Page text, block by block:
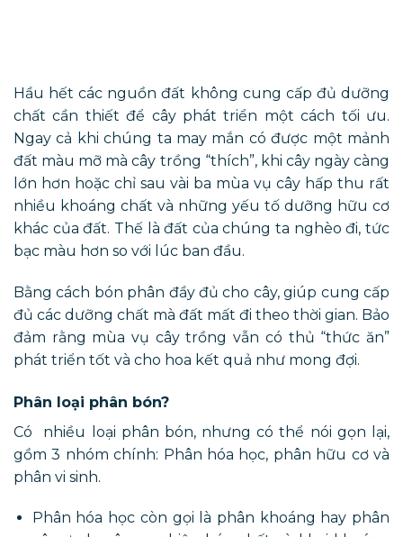
Hầu hết các nguồn đất không cung cấp đủ dưỡng
chất cần thiết để cây phát triển một cách tối ưu.
Ngay cả khi chúng ta may mắn có được một mảnh
đất màu mỡ mà cây trồng “thích”, khi cây ngày càng
lớn hơn hoặc chỉ sau vài ba mùa vụ cây hấp thu rất
nhiều khoáng chất và những yếu tố dưỡng hữu cơ
khác của đất. Thế là đất của chúng ta nghèo đi, tức
bạc màu hơn so với lúc ban đầu.
Bằng cách bón phân đầy đủ cho cây, giúp cung cấp
đủ các dưỡng chất mà đất mất đi theo thời gian. Bảo
đảm rằng mùa vụ cây trồng vẫn có thủ “thức ăn”
phát triển tốt và cho hoa kết quả như mong đợi.
Phân loại phân bón?
Có nhiều loại phân bón, nhưng có thể nói gọn lại,
gồm 3 nhóm chính: Phân hóa học, phân hữu cơ và
phân vi sinh.
Phân hóa học còn gọi là phân khoáng hay phân